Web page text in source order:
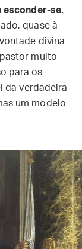
esconder-se.
quase à
divina
muito
para os
da verdadeira
um modelo